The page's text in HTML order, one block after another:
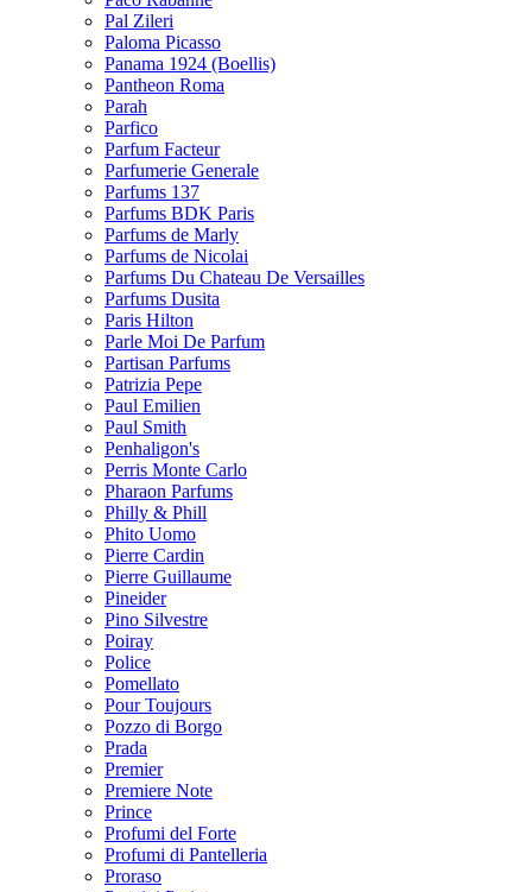
Pal Zileri
Paloma Picasso
Panama 1924 (Boellis)
Pantheon Roma
Parah
Parfico
Parfum Facteur
Parfumerie Generale
Parfums 137
Parfums BDK Paris
Parfums de Marly
Parfums de Nicolai
Parfums Du Chateau De Versailles
Parfums Dusita
Paris Hilton
Parle Moi De Parfum
Partisan Parfums
Patrizia Pepe
Paul Emilien
Paul Smith
Penhaligon's
Perris Monte Carlo
Pharaon Parfums
Philly & Phill
Phito Uomo
Pierre Cardin
Pierre Guillaume
Pineider
Pino Silvestre
Poiray
Police
Pomellato
Pour Toujours
Pozzo di Borgo
Prada
Premier
Premiere Note
Prince
Profumi del Forte
Profumi di Pantelleria
Proraso